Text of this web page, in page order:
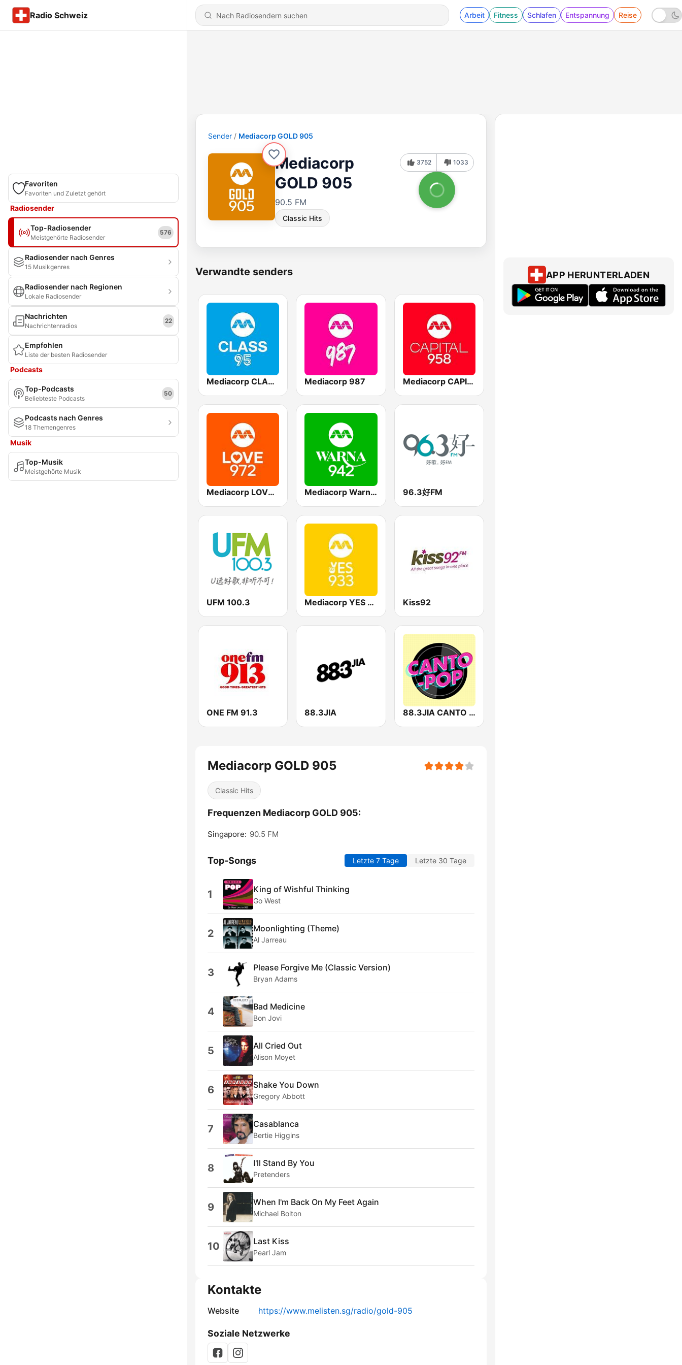
Radio Schweiz Arbeit Fitness Schlafen Entspannung Reise
Favoriten
Favoriten und Zuletzt gehört
Radiosender
Top-Radiosender
Meistgehörte Radiosender
576
Radiosender nach Genres
15 Musikgenres
Radiosender nach Regionen
Lokale Radiosender
Nachrichten
Nachrichtenradios
22
Empfohlen
Liste der besten Radiosender
Podcasts
Top-Podcasts
Beliebteste Podcasts
50
Podcasts nach Genres
18 Themengenres
Musik
Top-Musik
Meistgehörte Musik
Sender Mediacorp GOLD 905
Mediacorp
GOLD 905
90.5 FM
Classic Hits
3752 1033
Verwandte senders
Mediacorp CLASS 95 Mediacorp 987 Mediacorp CAPITAL 958
Mediacorp LOVE 972 Mediacorp Warna 942 96.3好FM
UFM 100.3 Mediacorp YES 933 Kiss92
ONE FM 91.3 88.3JIA 88.3JIA CANTO POP
Mediacorp GOLD 905
Classic Hits
Frequenzen Mediacorp GOLD 905:
Singapore: 90.5 FM
Top-Songs Letzte 7 Tage Letzte 30 Tage
1 King of Wishful Thinking
Go West
2 Moonlighting (Theme)
Al Jarreau
3 Please Forgive Me (Classic Version)
Bryan Adams
4 Bad Medicine
Bon Jovi
5 All Cried Out
Alison Moyet
6 Shake You Down
Gregory Abbott
7 Casablanca
Bertie Higgins
8 I'll Stand By You
Pretenders
9 When I'm Back On My Feet Again
Michael Bolton
10 Last Kiss
Pearl Jam
Kontakte
Website https://www.melisten.sg/radio/gold-905
Soziale Netzwerke
APP HERUNTERLADEN